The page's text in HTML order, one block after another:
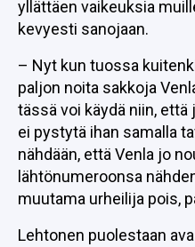
yllättäen vaikeuksia
kevyesti sanojaan.
– Nyt kun tuossa
paljon noita sakkoja
tässä voi käydä niin,
ei pystytä ihan samalla
nähdään, että Venla jo
lähtönumeroonsa
muutama urheilija pois,
Lehtonen puolestaan